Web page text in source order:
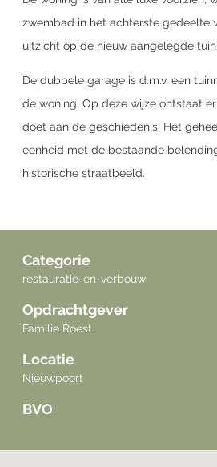
zwembad in het achterste gedeelte
uitzicht op de nieuw aangelegde tuin.
De dubbele garage is d.m.v. een
de woning. Op deze wijze ontstaat
doet aan de geschiedenis. Het
eenheid met de bestaande
historische straatbeeld.
Categorie
restauratie-en-verbouw
Opdrachtgever
Familie Roest
Locatie
Nieuwpoort
BVO